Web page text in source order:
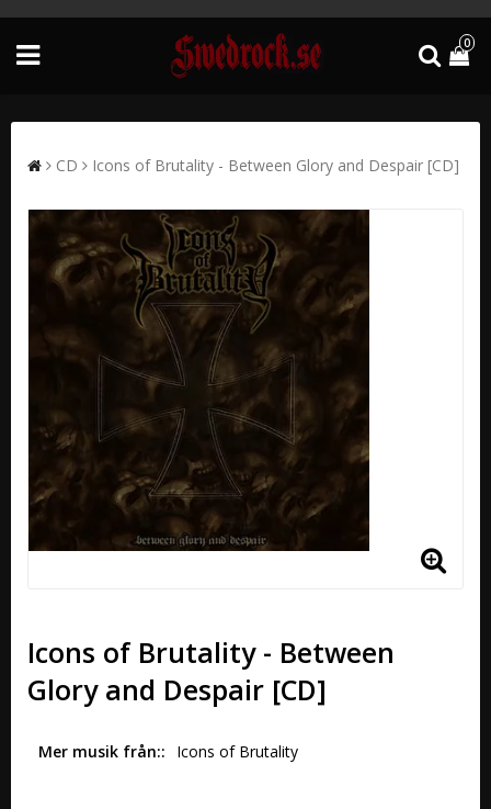
0
CD Icons of Brutality - Between Glory and Despair [CD]
Icons of Brutality - Between
Glory and Despair [CD]
Mer musik från: Icons of Brutality